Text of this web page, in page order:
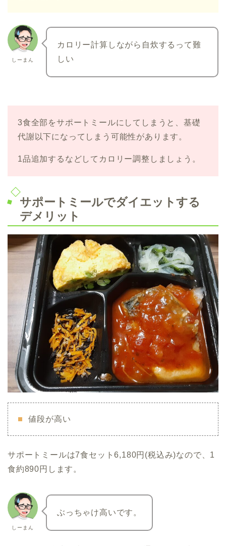
しーまん
カロリー計算しながら自炊するって難
しい
3食全部をサポートミールにしてしまうと、基礎
代謝以下になってしまう可能性があります。
1品追加するなどしてカロリー調整しましょう。
サポートミールでダイエットする
デメリット
値段が高い
サポートミールは7食セット6,180円(税込み)なので、1
食約890円します。
しーまん
ぶっちゃけ高いです。